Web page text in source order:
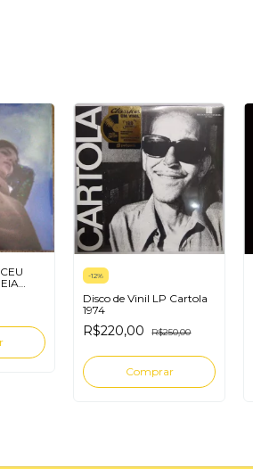
-12%
Disco de Vinil LP Cartola
1974
R$220,00 R$250,00